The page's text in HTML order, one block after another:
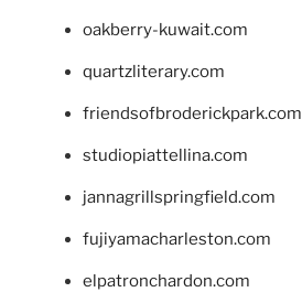
oakberry-kuwait.com
quartzliterary.com
friendsofbroderickpark.com
studiopiattellina.com
jannagrillspringfield.com
fujiyamacharleston.com
elpatronchardon.com